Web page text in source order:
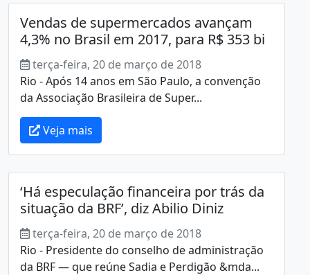
Vendas de supermercados avançam
4,3% no Brasil em 2017, para R$ 353 bi
terça-feira, 20 de março de 2018
Rio - Após 14 anos em São Paulo, a convenção
da Associação Brasileira de Super...
Veja mais
‘Há especulação financeira por trás da
situação da BRF’, diz Abilio Diniz
terça-feira, 20 de março de 2018
Rio - Presidente do conselho de administração
da BRF — que reúne Sadia e Perdigão &mda...